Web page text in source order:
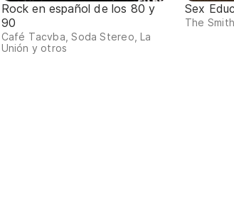
Rock en español de los 80 y
90
Café Tacvba, Soda Stereo, La
Unión y otros
Sex
The